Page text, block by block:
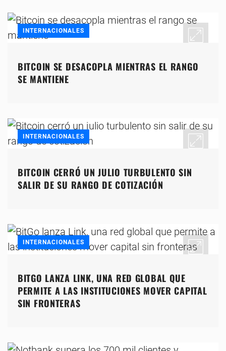
INTERNACIONALES
BITCOIN SE DESACOPLA MIENTRAS EL RANGO
SE MANTIENE
INTERNACIONALES
BITCOIN CERRÓ UN JULIO TURBULENTO SIN
SALIR DE SU RANGO DE COTIZACIÓN
INTERNACIONALES
BITGO LANZA LINK, UNA RED GLOBAL QUE
PERMITE A LAS INSTITUCIONES MOVER CAPITAL
SIN FRONTERAS